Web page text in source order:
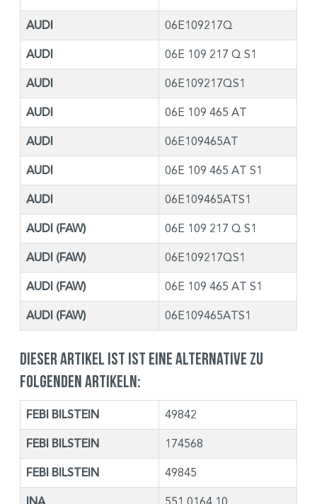
AUDI 06E109217Q
AUDI 06E 109 217 Q S1
AUDI 06E109217QS1
AUDI 06E 109 465 AT
AUDI 06E109465AT
AUDI 06E 109 465 AT S1
AUDI 06E109465ATS1
AUDI (FAW) 06E 109 217 Q S1
AUDI (FAW) 06E109217QS1
AUDI (FAW) 06E 109 465 AT S1
AUDI (FAW) 06E109465ATS1
Dieser Artikel ist ist eine Alternative zu
folgenden Artikeln:
FEBI BILSTEIN 49842
FEBI BILSTEIN 174568
FEBI BILSTEIN 49845